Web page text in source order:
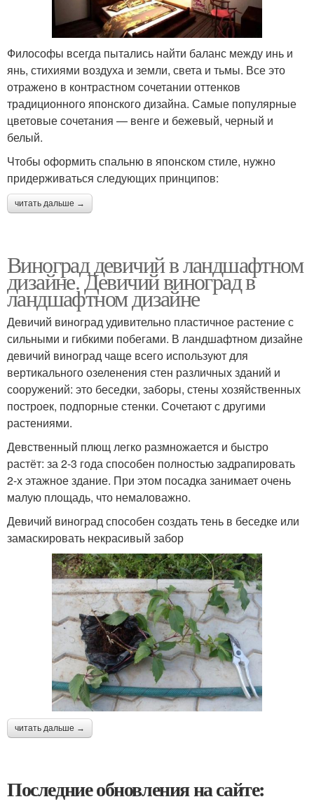
Философы всегда пытались найти баланс между инь и
янь, стихиями воздуха и земли, света и тьмы. Все это
отражено в контрастном сочетании оттенков
традиционного японского дизайна. Самые популярные
цветовые сочетания — венге и бежевый, черный и
белый.
Чтобы оформить спальню в японском стиле, нужно
придерживаться следующих принципов:
читать дальше →
Виноград девичий в ландшафтном
дизайне. Девичий виноград в
ландшафтном дизайне
Девичий виноград удивительно пластичное растение с
сильными и гибкими побегами. В ландшафтном дизайне
девичий виноград чаще всего используют для
вертикального озеленения стен различных зданий и
сооружений: это беседки, заборы, стены хозяйственных
построек, подпорные стенки. Сочетают с другими
растениями.
Девственный плющ легко размножается и быстро
растёт: за 2-3 года способен полностью задрапировать
2-х этажное здание. При этом посадка занимает очень
малую площадь, что немаловажно.
Девичий виноград способен создать тень в беседке или
замаскировать некрасивый забор
читать дальше →
Последние обновления на сайте: